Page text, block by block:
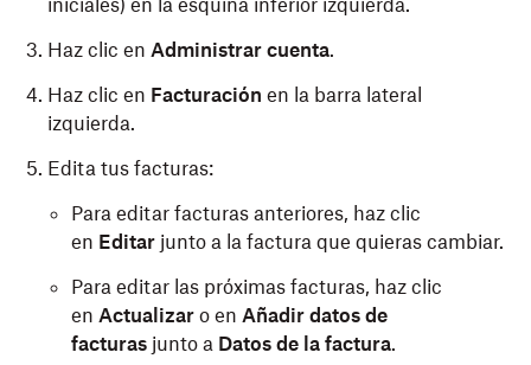
iniciales) en la esquina inferior izquierda.
Haz clic en Administrar cuenta.
Haz clic en Facturación en la barra lateral
izquierda.
Edita tus facturas:
Para editar facturas anteriores, haz clic
en Editar junto a la factura que quieras cambiar.
Para editar las próximas facturas, haz clic
en Actualizar o en Añadir datos de
facturas junto a Datos de la factura.